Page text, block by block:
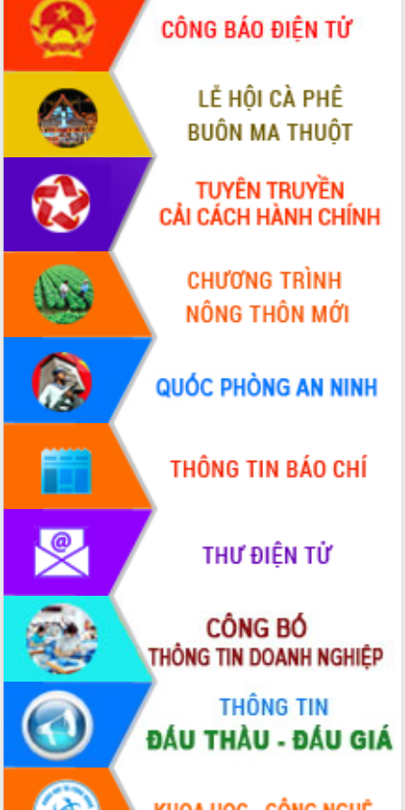
món ăn từ sầu riêng
Đắk Lắk công bố Quy hoạch và xúc
tiến đầu tư tỉnh
Ngành cá ngừ Đắk Lắk chủ động thích
ứng để giữ vững thị trường xuất khẩu
Diễn đàn Kinh tế tư nhân Việt Nam đột
phá cơ chế - Hợp tác công tư
Đề án 06 tạo bước ngoặt đột phá trong
cải cách hành chính tỉnh Đắk Lắk
Kết nối tour, đẩy mạnh chuyển đổi số
để phát triển du lịch Đắk Lắk
Khởi động Dự án Đầu tư xây dựng hạ
tầng kỹ thuật Cụm công nghiệp Tân
Gặp mặt các cơ quan báo chí nhân Kỷ
niệm 101 năm Ngày Báo chí Cách
mạng Việt Nam
Đắk Lắk sơ kết 4 năm triển khai thực
hiện Đề án 06 của Chính phủ
Họp báo thông tin về Hội nghị Công bố
Quy hoạch và Xúc tiến đầu tư tỉnh Đắk
Lắk
Khơi thông điểm nghẽn, đẩy nhanh
giải ngân vốn khắc phục thiên tai
HĐND tỉnh thông qua điều chỉnh Quy
hoạch tỉnh thời kỳ 2021-2030
Hội thảo góp ý hồ sơ điều chỉnh quy
hoạch tỉnh Đắk Lắk thời kỳ 2021-2030,
tầm nhìn đến năm 2050
Nâng cao hiệu quả hoạt động của các
doanh nghiệp nhà nước
Hội nghị triển khai kết nối mạng
truyền số liệu chuyên dùng phục vụ cơ
quan Đảng, Nhà nước
Lễ phát động chuỗi hoạt động chung
tay làm sạch môi trường
Xã Ea Kar bước chuyển mình trong
công tác cải cách hành chính mô hình
mới
UBND tỉnh họp báo định kỳ tháng 4
năm 2026